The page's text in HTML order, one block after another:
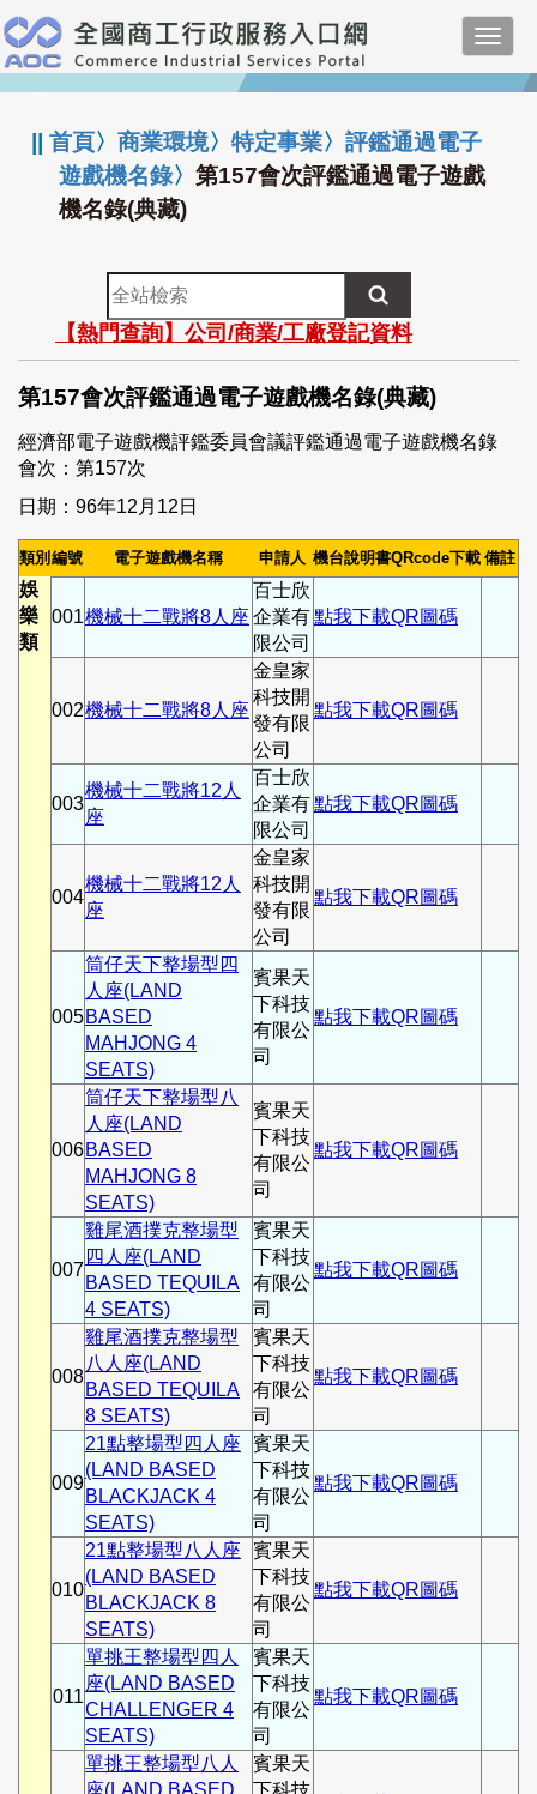
跳
到
主
要
:::
||首頁〉商業環境〉特定事業〉評鑑通過電子
遊戲機名錄〉第157會次評鑑通過電子遊戲
機名錄(典藏)
全
站
檢
索
【熱門查詢】公司/商業/工廠登記資料
第157會次評鑑通過電子遊戲機名錄(典藏)
經濟部電子遊戲機評鑑委員會議評鑑通過電子遊戲機名錄
會次：第157次
日期：96年12月12日
類別 編號 電子遊戲機名稱 申請人 機台說明書QRcode下載 備註
娛
樂
類
001機械十二戰將8人座
百士欣
企業有
限公司
點我下載QR圖碼
002機械十二戰將8人座
金皇家
科技開
發有限
公司
點我下載QR圖碼
003
機械十二戰將12人
座
百士欣
企業有
限公司
點我下載QR圖碼
004
機械十二戰將12人
座
金皇家
科技開
發有限
公司
點我下載QR圖碼
005
筒仔天下整場型四
人座(LAND
BASED
MAHJONG 4
SEATS)
賓果天
下科技
有限公
司
點我下載QR圖碼
006
筒仔天下整場型八
人座(LAND
BASED
MAHJONG 8
SEATS)
賓果天
下科技
有限公
司
點我下載QR圖碼
007
雞尾酒撲克整場型
四人座(LAND
BASED TEQUILA
4 SEATS)
賓果天
下科技
有限公
司
點我下載QR圖碼
008
雞尾酒撲克整場型
八人座(LAND
BASED TEQUILA
8 SEATS)
賓果天
下科技
有限公
司
點我下載QR圖碼
009
21點整場型四人座
(LAND BASED
BLACKJACK 4
SEATS)
賓果天
下科技
有限公
司
點我下載QR圖碼
010
21點整場型八人座
(LAND BASED
BLACKJACK 8
SEATS)
賓果天
下科技
有限公
司
點我下載QR圖碼
011
單挑王整場型四人
座(LAND BASED
CHALLENGER 4
SEATS)
賓果天
下科技
有限公
司
點我下載QR圖碼
單挑王整場型八人
座(LAND BASED
賓果天
下科技